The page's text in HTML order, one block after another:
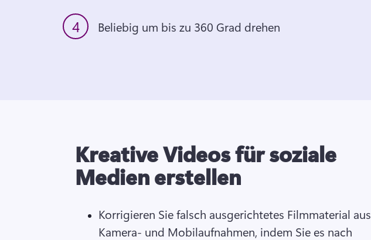
4 Beliebig um bis zu 360 Grad drehen
Kreative Videos für soziale
Medien erstellen
Korrigieren Sie falsch ausgerichtetes Filmmaterial aus
Kamera- und Mobilaufnahmen, indem Sie es nach